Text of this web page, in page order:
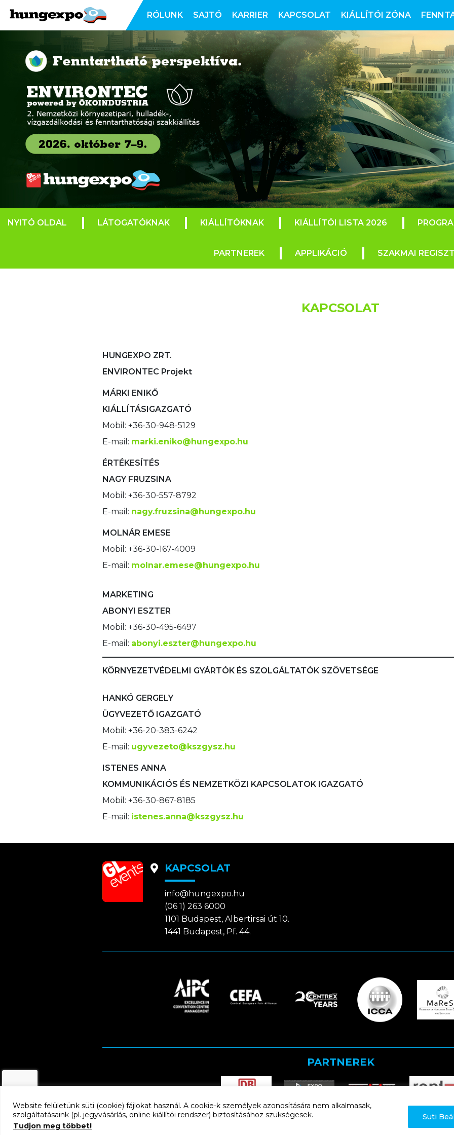
Website felületünk süti (cookie) fájlokat használ. A cookie-k személyek azonosítására nem alkalmasak,
szolgáltatásaink (pl. jegyvásárlás, online kiállítói rendszer) biztosításához szükségesek.
Tudjon meg többet!
Süti
RÓLUNK SAJTÓ KARRIER KAPCSOLAT KIÁLLÍTÓI ZÓNA
NYITÓ OLDAL LÁTOGATÓKNAK KIÁLLÍTÓKNAK KIÁLLÍTÓI LISTA 2026
PARTNEREK APPLIKÁCIÓ SZAKMAI
KAPCSOLAT
HUNGEXPO ZRT.
ENVIRONTEC Projekt
MÁRKI ENIKŐ
KIÁLLÍTÁSIGAZGATÓ
Mobil: +36-30-948-5129
E-mail: marki.eniko@hungexpo.hu
ÉRTÉKESÍTÉS
NAGY FRUZSINA
Mobil: +36-30-557-8792
E-mail: nagy.fruzsina@hungexpo.hu
MOLNÁR EMESE
Mobil: +36-30-167-4009
E-mail: molnar.emese@hungexpo.hu
MARKETING
ABONYI ESZTER
Mobil: +36-30-495-6497
E-mail: abonyi.eszter@hungexpo.hu
KÖRNYEZETVÉDELMI GYÁRTÓK ÉS SZOLGÁLTATÓK SZÖVETSÉGE
HANKÓ GERGELY
ÜGYVEZETŐ IGAZGATÓ
Mobil: +36-20-383-6242
E-mail: ugyvezeto@kszgysz.hu
ISTENES ANNA
KOMMUNIKÁCIÓS ÉS NEMZETKÖZI KAPCSOLATOK IGAZGATÓ
Mobil: +36-30-867-8185
E-mail: istenes.anna@kszgysz.hu
KAPCSOLAT
info@hungexpo.hu
(06 1) 263 6000
1101 Budapest, Albertirsai út 10.
1441 Budapest, Pf. 44.
PARTNEREK
Adatkezelési tájékoztató